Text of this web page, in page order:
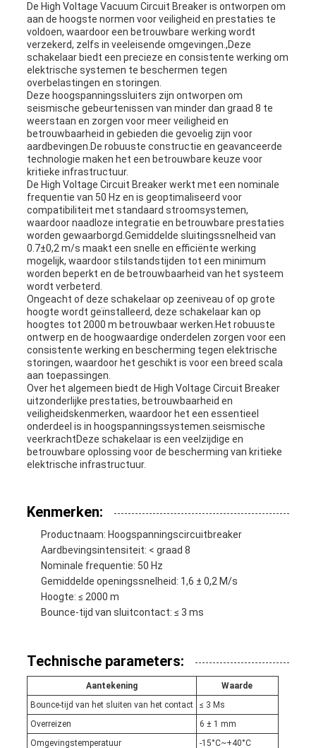
De High Voltage Vacuum Circuit Breaker is ontworpen om
aan de hoogste normen voor veiligheid en prestaties te
voldoen, waardoor een betrouwbare werking wordt
verzekerd, zelfs in veeleisende omgevingen.,Deze
schakelaar biedt een precieze en consistente werking om
elektrische systemen te beschermen tegen
overbelastingen en storingen.
Deze hoogspanningssluiters zijn ontworpen om
seismische gebeurtenissen van minder dan graad 8 te
weerstaan en zorgen voor meer veiligheid en
betrouwbaarheid in gebieden die gevoelig zijn voor
aardbevingen.De robuuste constructie en geavanceerde
technologie maken het een betrouwbare keuze voor
kritieke infrastructuur.
De High Voltage Circuit Breaker werkt met een nominale
frequentie van 50 Hz en is geoptimaliseerd voor
compatibiliteit met standaard stroomsystemen,
waardoor naadloze integratie en betrouwbare prestaties
worden gewaarborgd.Gemiddelde sluitingssnelheid van
0.7±0,2 m/s maakt een snelle en efficiënte werking
mogelijk, waardoor stilstandstijden tot een minimum
worden beperkt en de betrouwbaarheid van het systeem
wordt verbeterd.
Ongeacht of deze schakelaar op zeeniveau of op grote
hoogte wordt geïnstalleerd, deze schakelaar kan op
hoogtes tot 2000 m betrouwbaar werken.Het robuuste
ontwerp en de hoogwaardige onderdelen zorgen voor een
consistente werking en bescherming tegen elektrische
storingen, waardoor het geschikt is voor een breed scala
aan toepassingen.
Over het algemeen biedt de High Voltage Circuit Breaker
uitzonderlijke prestaties, betrouwbaarheid en
veiligheidskenmerken, waardoor het een essentieel
onderdeel is in hoogspanningssystemen.seismische
veerkrachtDeze schakelaar is een veelzijdige en
betrouwbare oplossing voor de bescherming van kritieke
elektrische infrastructuur.
Kenmerken:
Productnaam: Hoogspanningscircuitbreaker
Aardbevingsintensiteit: < graad 8
Nominale frequentie: 50 Hz
Gemiddelde openingssnelheid: 1,6 ± 0,2 M/s
Hoogte: ≤ 2000 m
Bounce-tijd van sluitcontact: ≤ 3 ms
Technische parameters:
Aantekening
Waarde
Bounce-tijd van het sluiten van het contact
≤ 3 Ms
Overreizen
6 ± 1 mm
Omgevingstemperatuur
-15°C~+40°C